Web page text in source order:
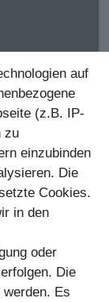
auf
(z.B. IP-
zu
einzubinden
Die
Cookies.
in den
oder
Die
Es